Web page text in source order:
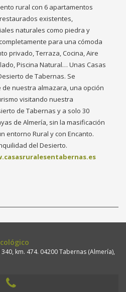
rural con 6 apartamentos
existentes,
naturales como piedra y
para una cómoda
privado, Terraza, Cocina, Aire
Piscina Natural… Unas Casas
de Tabernas. Se
nuestra almazara, una opción
visitando nuestra
de Tabernas y a solo 30
de Almería, sin la masificación
entorno Rural y con Encanto.
del Desierto.
km. 474. 04200 Tabernas (Almería),